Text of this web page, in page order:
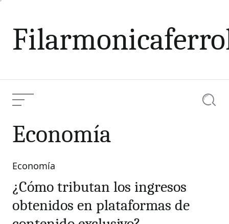
content
Menu
Economía
Categories
Economía
¿Cómo tributan los ingresos
obtenidos en plataformas de